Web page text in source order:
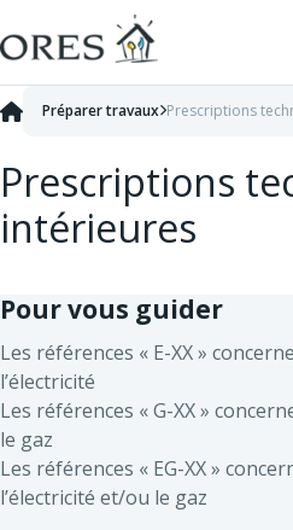
Skip to Content
Prescriptions
intérieures
Préparer travaux Prescriptions
Pour vous guider
Les références « E-XX »
l’électricité
Les références « G-XX »
le gaz
Les références « EG-XX »
l’électricité et/ou le gaz